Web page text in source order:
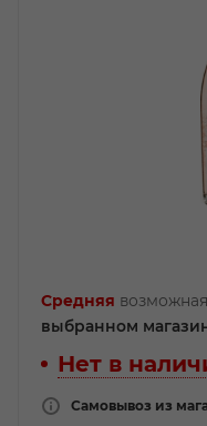
Средняя
выбранном
Нет в
Самовывоз из